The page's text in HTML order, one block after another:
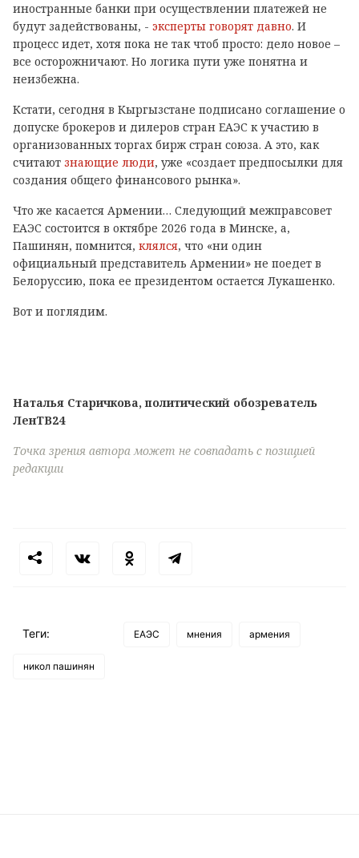
иностранные банки при осуществлении платежей не
будут задействованы, - эксперты говорят давно. И
процесс идет, хотя пока не так чтоб просто: дело новое –
все осторожничают. Но логика пути уже понятна и
неизбежна.
Кстати, сегодня в Кыргызстане подписано соглашение о
допуске брокеров и дилеров стран ЕАЭС к участию в
организованных торгах бирж стран союза. А это, как
считают знающие люди, уже «создает предпосылки для
создания общего финансового рынка».
Что же касается Армении… Следующий межправсовет
ЕАЭС состоится в октябре 2026 года в Минске, а,
Пашинян, помнится, клялся, что «ни один
официальный представитель Армении» не поедет в
Белоруссию, пока ее президентом остается Лукашенко.
Вот и поглядим.
Наталья Старичкова, политический обозреватель
ЛенТВ24
Точка зрения автора может не совпадать с позицией
редакции
Теги: ЕАЭС мнения армения
никол пашинян